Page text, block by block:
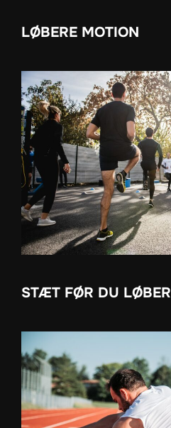
LØBERE MOTION
STÆT FØR DU LØBER